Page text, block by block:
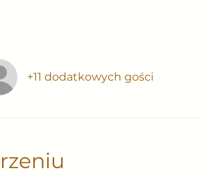
+11 dodatkowych gości